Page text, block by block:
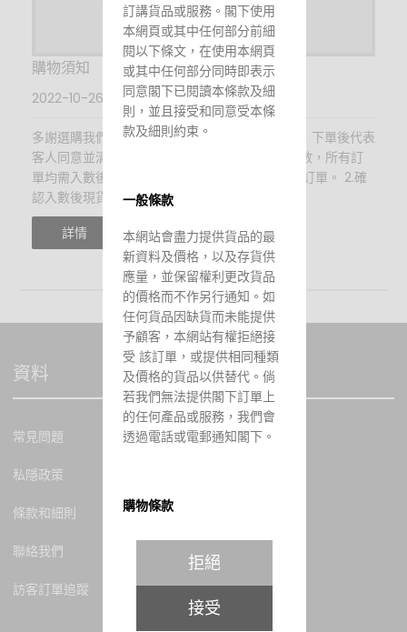
購物須知
2022-10-26 18:20
多謝選購我們的產品❤️下單前建議先看購物須知，下單後代表
客人同意並清楚細則。 1.下單後需要24小時內入數，所有訂
單均需入數後才留貨。24小時後仍未入數將取消訂單。 2.確
認入數後現貨產品我們將會在2-3...
詳情
資料
常見問題
私隱政策
條款和細則
聯絡我們
訪客訂單追蹤
訂講貨品或服務。閣下使用
本網頁或其中任何部分前細
閱以下條文，在使用本網頁
或其中任何部分同時即表示
同意閣下已閱讀本條款及細
則，並且接受和同意受本條
款及細則約束。
一般條款
本網站會盡力提供貨品的最
新資料及價格，以及存貨供
應量，並保留權利更改貨品
的價格而不作另行通知。如
任何貨品因缺貨而未能提供
予顧客，本網站有權拒絕接
受 該訂單，或提供相同種類
及價格的貨品以供替代。倘
若我們無法提供閣下訂單上
的任何產品或服務，我們會
透過電話或電郵通知閣下。
購物條款
所有貨品之價值均以港幣計
算，價值並以訂購當時所示
為準。當客戶成功訂貨後，
顧客必須於訂購貨品時以銀
行轉賬或PayPal、VISA卡或
拒絕
接受